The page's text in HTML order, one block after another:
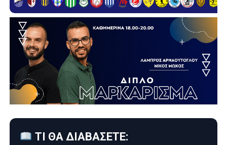
ΤΙ ΘΑ ΔΙΑΒΑΣΕΤΕ: